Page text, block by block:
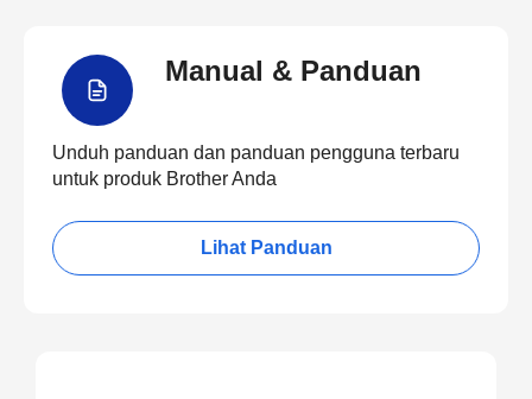
Manual & Panduan
Unduh panduan dan panduan pengguna terbaru
untuk produk Brother Anda
Lihat Panduan